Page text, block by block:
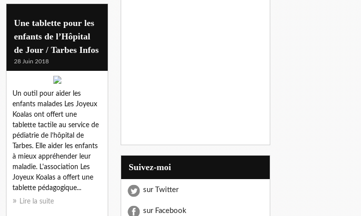
Une tablette pour les
enfants de l’Hôpital
de Jour / Tarbes Infos
28 Juin 2018
Un outil pour aider les
enfants malades Les Joyeux
Koalas ont offert une
tablette tactile au service de
pédiatrie de l’hôpital de
Tarbes. Elle aider les enfants
à mieux appréhender leur
maladie. L'association Les
Joyeux Koalas a offert une
tablette pédagogique...
Lire la suite
Suivez-moi
sur Twitter
sur Facebook